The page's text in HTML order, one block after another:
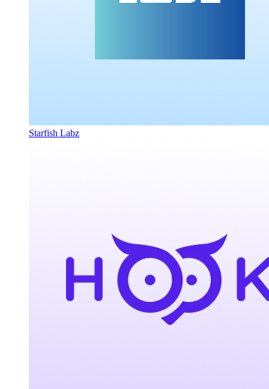
Starfish Labz